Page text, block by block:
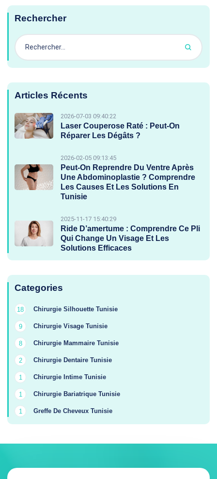
Rechercher
Articles Récents
2026-07-03 09:40:22
Laser Couperose Raté : Peut-On
Réparer Les Dégâts ?
2026-02-05 09:13:45
Peut-On Reprendre Du Ventre Après
Une Abdominoplastie ? Comprendre
Les Causes Et Les Solutions En
Tunisie
2025-11-17 15:40:29
Ride D’amertume : Comprendre Ce Pli
Qui Change Un Visage Et Les
Solutions Efficaces
Categories
18 Chirurgie Silhouette Tunisie
9 Chirurgie Visage Tunisie
8 Chirurgie Mammaire Tunisie
2 Chirurgie Dentaire Tunisie
1 Chirurgie Intime Tunisie
1 Chirurgie Bariatrique Tunisie
1 Greffe De Cheveux Tunisie